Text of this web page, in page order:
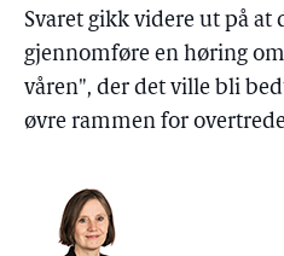
Svaret gikk videre ut på
gjennomføre en høring
våren", der det ville bli
øvre rammen for